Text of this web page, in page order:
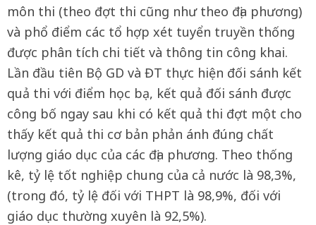
môn thi (theo đợt thi cũng như theo địa phương)
và phổ điểm các tổ hợp xét tuyển truyền thống
được phân tích chi tiết và thông tin công khai.
Lần đầu tiên Bộ GD và ĐT thực hiện đối sánh kết
quả thi với điểm học bạ, kết quả đối sánh được
công bố ngay sau khi có kết quả thi đợt một cho
thấy kết quả thi cơ bản phản ánh đúng chất
lượng giáo dục của các địa phương. Theo thống
kê, tỷ lệ tốt nghiệp chung của cả nước là 98,3%,
(trong đó, tỷ lệ đối với THPT là 98,9%, đối với
giáo dục thường xuyên là 92,5%).